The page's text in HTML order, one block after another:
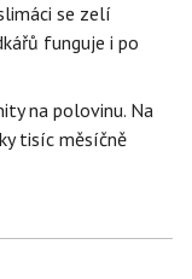
se zelí
funguje i po
na polovinu. Na
tisíc měsíčně